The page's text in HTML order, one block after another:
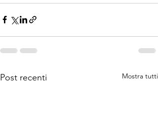
Post recenti Mostra tutti